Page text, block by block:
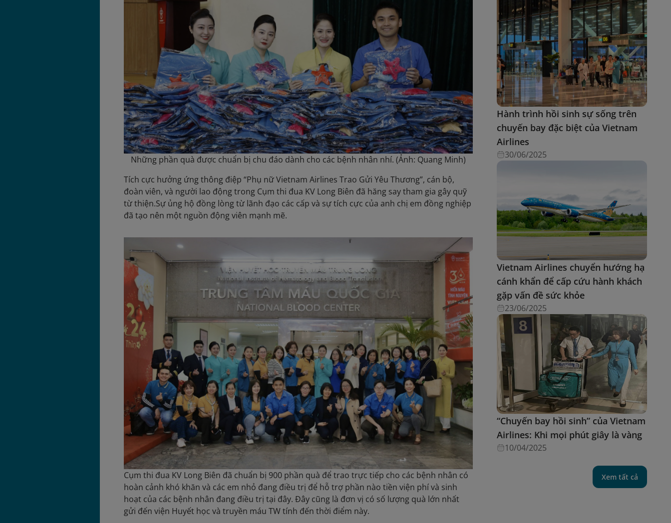
Những phần quà được chuẩn bị chu đáo dành cho các bệnh nhân nhí. (Ảnh: Quang Minh)
Tích cực hưởng ứng thông điệp “Phụ nữ Vietnam Airlines Trao Gửi Yêu Thương”, cán bộ,
đoàn viên, và người lao động trong Cụm thi đua KV Long Biên đã hăng say tham gia gây quỹ
từ thiện.Sự ủng hộ đồng lòng từ lãnh đạo các cấp và sự tích cực của anh chị em đồng nghiệp
đã tạo nên một nguồn động viên mạnh mẽ.
Cụm thi đua KV Long Biên đã chuẩn bị 900 phần quà để trao trực tiếp cho các bệnh nhân có
hoàn cảnh khó khăn và các em nhỏ đang điều trị để hỗ trợ phần nào tiền viện phí và sinh
hoạt của các bệnh nhân đang điều trị tại đây. Đây cũng là đơn vị có số lượng quà lớn nhất
gửi đến viện Huyết học và truyền máu TW tính đến thời điểm này.
Hành trình hồi sinh sự sống trên
chuyến bay đặc biệt của Vietnam
Airlines
30/06/2025
Vietnam Airlines chuyển hướng hạ
cánh khẩn để cấp cứu hành khách
gặp vấn đề sức khỏe
23/06/2025
“Chuyến bay hồi sinh” của Vietnam
Airlines: Khi mọi phút giây là vàng
10/04/2025
Xem tất cả